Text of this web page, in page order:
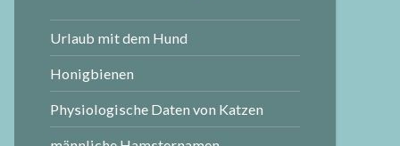
Urlaub mit dem Hund
Honigbienen
Physiologische Daten von Katzen